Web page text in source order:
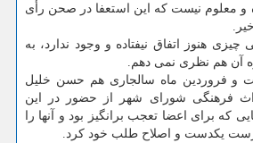
معلوم نیست که این استعفا در صحن رأی
هنوز اتفاق نیفتاده و وجود ندارد، به
آن هم نظری نمی دهم.
و فروردین ماه سالجاری هم حسن خلیل
فرهنگی شورای شهر از حضور در این
که برای اعضا تعجب برانگیز بود و آنها را
یکدست و اصلاح طلب خود کرد.